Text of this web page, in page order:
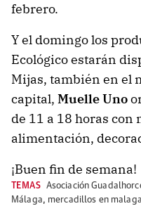
febrero.
Y el domingo los
Ecológico estarán
Mijas, también en el
capital, Muelle Uno
de 11 a 18 horas con
alimentación,
¡Buen fin de semana!
TEMAS Asociación
Málaga, mercadillos en malaga